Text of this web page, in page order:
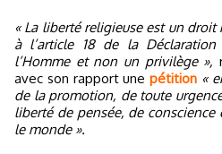
« La liberté religieuse est un
à l’article 18 de la
l’Homme et non un privilège »,
avec son rapport unepétition «
de la promotion, de toute
liberté de pensée, de
le monde ».